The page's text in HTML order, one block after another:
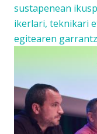
sustapenean
ikerlari, teknikari
egitearen